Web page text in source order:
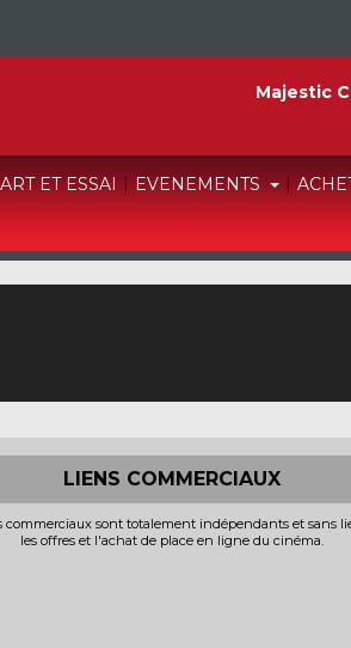
ART ET ESSAI | EVENEMENTS |
Majestic
LIENS COMMERCIAUX
commerciaux sont totalement indépendants et sans
les offres et l'achat de place en ligne du cinéma.